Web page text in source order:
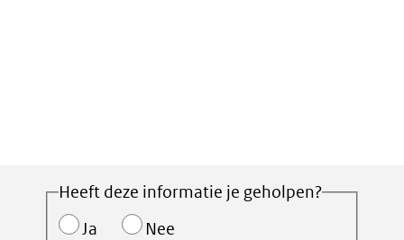
Heeft deze informatie je geholpen?
Ja
Nee